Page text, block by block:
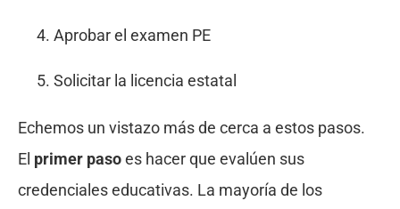
Aprobar el examen PE
Solicitar la licencia estatal
Echemos un vistazo más de cerca a estos pasos.
El primer pasoes hacer que evalúen sus
credenciales educativas. La mayoría de los